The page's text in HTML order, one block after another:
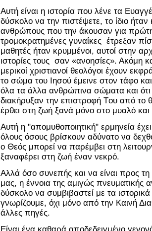
Αυτή είναι η ιστορία που λένε τα
δύσκολο να την πιστέψετε, το ίδιο ήταν
ανθρώπους που την άκουσαν για
τρομοκρατημένες γυναίκες έτρεξαν
μαθητές ήταν κρυμμένοι, αυτοί στην
ιστορίες τους σαν «ανοησίες». Ακόμη
μερικοί χριστιανοί θεολόγοι έχουν
το σώμα του Ιησού έμεινε στον τάφο
όλα τα άλλα ανθρώπινα σώματα και ότι
διακήρυξαν την επιστροφή Tου από το
έρθει στη ζωή ξανά μόνο στο μυαλό και
Αυτή η "απομυθοποιητική" ερμηνεία
όλους όσους βρίσκουν αδύνατο να
ο Θεός μπορεί να παρέμβει στη
ξαναφέρει στη ζωή έναν νεκρό.
Αλλά όσο συνεπής και να είναι προς
μας, η έννοια της αμιγώς πνευματικής
δύσκολο να συμβιβαστεί με τα
γνωρίζουμε, όχι μόνο από την Καινή
άλλες πηγές.